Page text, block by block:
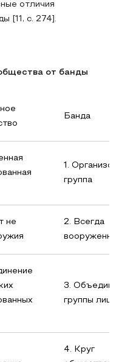
отличия
[11, с. 274].
от банды
Банда
1.
группа
не
2. Всегда
3.
группы лиц
4. Круг